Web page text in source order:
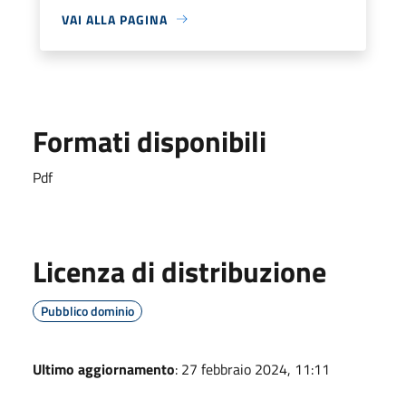
VAI ALLA PAGINA
Formati disponibili
Pdf
Licenza di distribuzione
Pubblico dominio
Ultimo aggiornamento: 27 febbraio 2024, 11:11